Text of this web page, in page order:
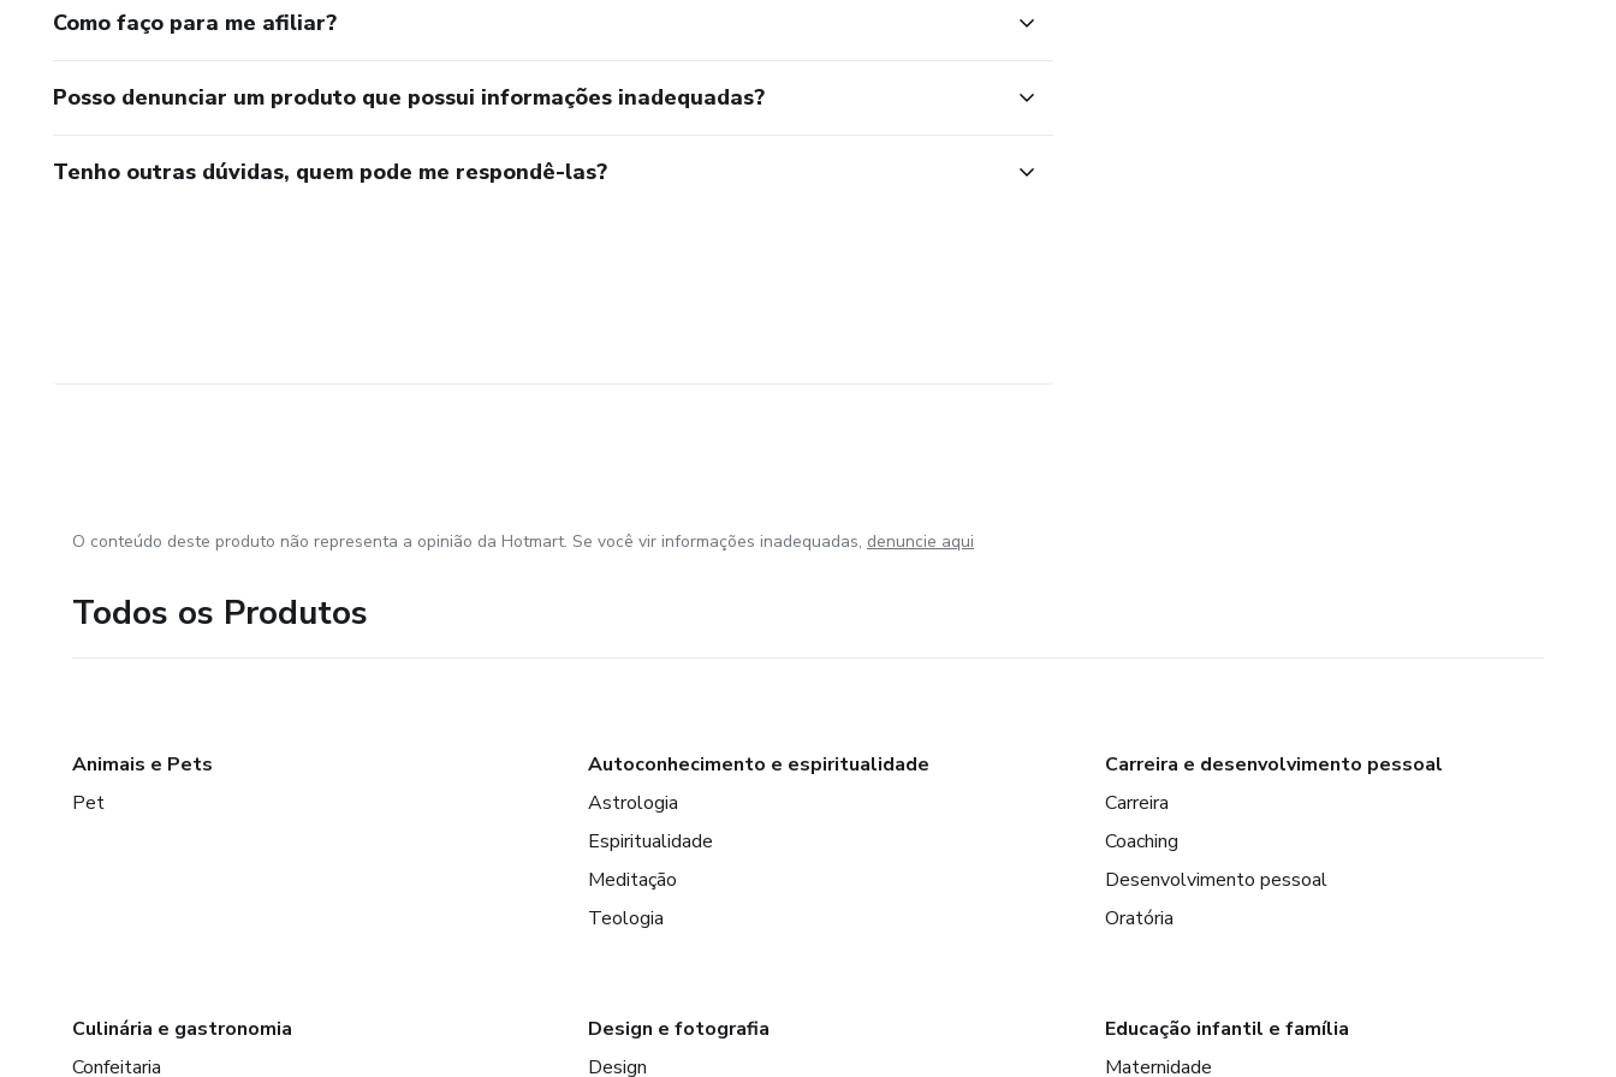
Como faço para me afiliar?
Posso denunciar um produto que possui informações inadequadas?
Tenho outras dúvidas, quem pode me respondê-las?
O conteúdo deste produto não representa a opinião da Hotmart. Se você vir informações inadequadas, denuncie aqui
Todos os Produtos
Animais e Pets
Pet
Autoconhecimento e espiritualidade
Astrologia
Espiritualidade
Meditação
Teologia
Carreira e desenvolvimento pessoal
Carreira
Coaching
Desenvolvimento pessoal
Oratória
Culinária e gastronomia
Confeitaria
Design e fotografia
Design
Educação infantil e família
Maternidade